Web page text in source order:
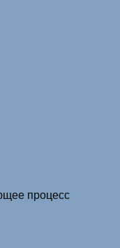
процесс